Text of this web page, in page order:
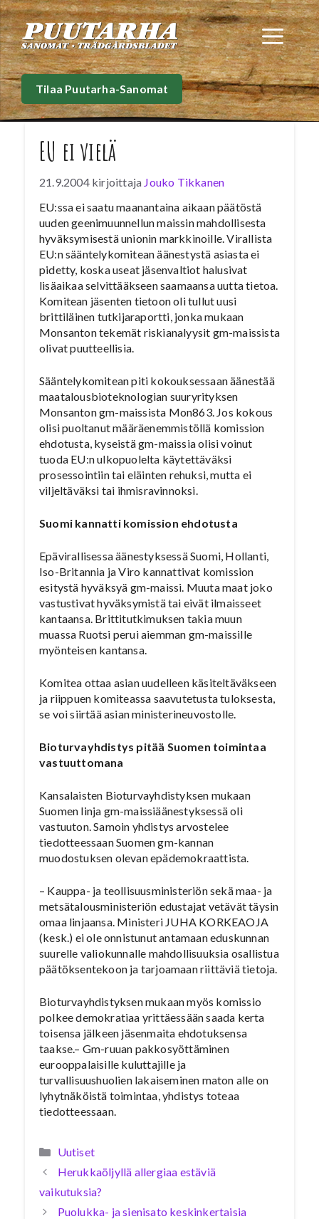
Siirry
sisältöön
Tilaa Puutarha-Sanomat
EU ei vielä
21.9.2004 kirjoittaja Jouko Tikkanen
EU:ssa ei saatu maanantaina aikaan päätöstä
uuden geenimuunnellun maissin mahdollisesta
hyväksymisestä unionin markkinoille. Virallista
EU:n sääntelykomitean äänestystä asiasta ei
pidetty, koska useat jäsenvaltiot halusivat
lisäaikaa selvittääkseen saamaansa uutta tietoa.
Komitean jäsenten tietoon oli tullut uusi
brittiläinen tutkijaraportti, jonka mukaan
Monsanton tekemät riskianalyysit gm-maissista
olivat puutteellisia.
Sääntelykomitean piti kokouksessaan äänestää
maatalousbioteknologian suuryrityksen
Monsanton gm-maissista Mon863. Jos kokous
olisi puoltanut määräenemmistöllä komission
ehdotusta, kyseistä gm-maissia olisi voinut
tuoda EU:n ulkopuolelta käytettäväksi
prosessointiin tai eläinten rehuksi, mutta ei
viljeltäväksi tai ihmisravinnoksi.
Suomi kannatti komission ehdotusta
Epävirallisessa äänestyksessä Suomi, Hollanti,
Iso-Britannia ja Viro kannattivat komission
esitystä hyväksyä gm-maissi. Muuta maat joko
vastustivat hyväksymistä tai eivät ilmaisseet
kantaansa. Brittitutkimuksen takia muun
muassa Ruotsi perui aiemman gm-maissille
myönteisen kantansa.
Komitea ottaa asian uudelleen käsiteltäväkseen
ja riippuen komiteassa saavutetusta tuloksesta,
se voi siirtää asian ministerineuvostolle.
Bioturvayhdistys pitää Suomen toimintaa
vastuuttomana
Kansalaisten Bioturvayhdistyksen mukaan
Suomen linja gm-maissiäänestyksessä oli
vastuuton. Samoin yhdistys arvostelee
tiedotteessaan Suomen gm-kannan
muodostuksen olevan epädemokraattista.
– Kauppa- ja teollisuusministeriön sekä maa- ja
metsätalousministeriön edustajat vetävät täysin
omaa linjaansa. Ministeri JUHA KORKEAOJA
(kesk.) ei ole onnistunut antamaan eduskunnan
suurelle valiokunnalle mahdollisuuksia osallistua
päätöksentekoon ja tarjoamaan riittäviä tietoja.
Bioturvayhdistyksen mukaan myös komissio
polkee demokratiaa yrittäessään saada kerta
toisensa jälkeen jäsenmaita ehdotuksensa
taakse.– Gm-ruuan pakkosyöttäminen
eurooppalaisille kuluttajille ja
turvallisuushuolien lakaiseminen maton alle on
lyhytnäköistä toimintaa, yhdistys toteaa
tiedotteessaan.
Kategoriat
Uutiset
Herukkaöljyllä allergiaa estäviä
vaikutuksia?
Puolukka- ja sienisato keskinkertaisia